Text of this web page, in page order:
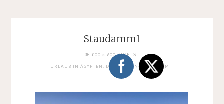
Staudamm1
FULL800 × 600PIXELS
URLAUB IN ÄGYPTEN: DER ASSUAN-STAUDAMM